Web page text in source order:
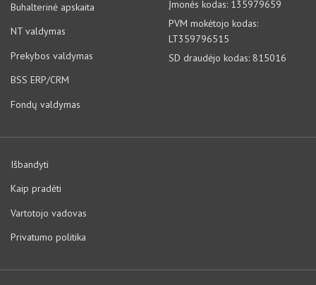
Buhalterinė apskaita
NT valdymas
Prekybos valdymas
BSS ERP/CRM
Fondų valdymas
Įmonės kodas: 135979659
PVM mokėtojo kodas:
LT359796515
SD draudėjo kodas: 815016
Išbandyti
Kaip pradėti
Vartotojo vadovas
Privatumo politika